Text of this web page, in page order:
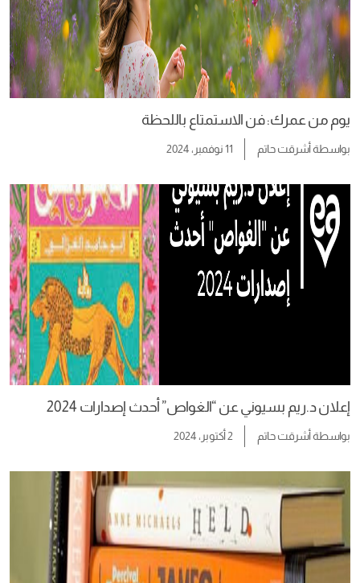
يوم من عمرك: فن الاستمتاع باللحظة
بواسطةأشرقت حاتم 11 نوفمبر، 2024
إعلان د.ريم بسيوني عن “الغواص” أحدث إصدارات 2024
بواسطةأشرقت حاتم 2 أكتوبر، 2024